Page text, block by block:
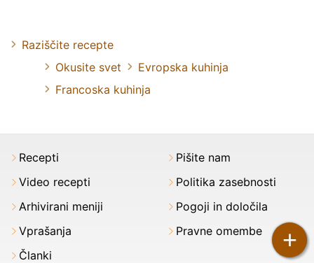
+
Raziščite recepte
Okusite svet
Evropska kuhinja
Francoska kuhinja
Recepti
Video recepti
Arhivirani meniji
Vprašanja
Članki
Pišite nam
Politika zasebnosti
Pogoji in določila
Pravne omembe